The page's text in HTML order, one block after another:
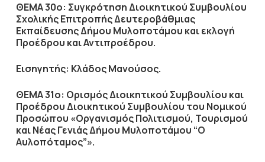
ΘΕΜΑ 30ο: Συγκρότηση Διοικητικού Συμβουλίου
Σχολικής Επιτροπής Δευτεροβάθμιας
Εκπαίδευσης Δήμου Μυλοποτάμου και εκλογή
Προέδρου και Αντιπροέδρου.
Εισηγητής: Κλάδος Μανούσος.
ΘΕΜΑ 31ο: Ορισμός Διοικητικού Συμβουλίου και
Προέδρου Διοικητικού Συμβουλίου του Νομικού
Προσώπου «Οργανισμός Πολιτισμού, Τουρισμού
και Νέας Γενιάς Δήμου Μυλοποτάμου “Ο
Αυλοπόταμος”».